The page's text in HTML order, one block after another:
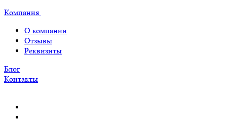
Компания
О компании
Отзывы
Реквизиты
Блог
Контакты